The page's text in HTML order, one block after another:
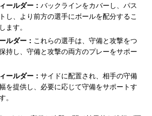
ールダー： バックラインをカバーし、パス
し、より前方の選手にボールを配分するこ
ます。
ルダー： これらの選手は、守備と攻撃をつ
持し、守備と攻撃の両方のプレーをサポー
ールダー： サイドに配置され、相手の守備
を提供し、必要に応じて守備をサポートす
。